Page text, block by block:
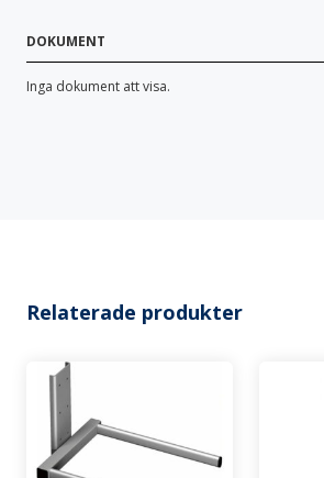
DOKUMENT
Inga dokument att visa.
Relaterade produkter